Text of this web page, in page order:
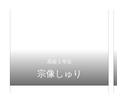
高校１年生
宗像しゅり